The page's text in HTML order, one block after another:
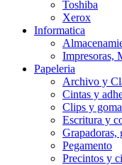
Toshiba
Xerox
Informatica
Impresoras,
Papeleria
Archivo y
Cintas y
Clips y
Escritura y
Grapadoras,
Pegamento
Precintos y